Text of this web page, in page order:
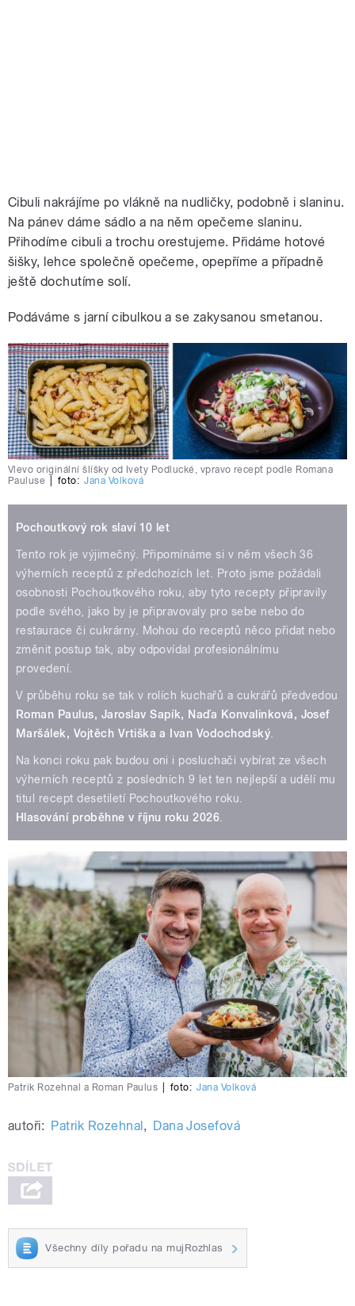
Cibuli nakrájíme po vlákně na nudličky, podobně i slaninu.
Na pánev dáme sádlo a na něm opečeme slaninu.
Přihodíme cibuli a trochu orestujeme. Přidáme hotové
šišky, lehce společně opečeme, opepříme a případně
ještě dochutíme solí.
Podáváme s jarní cibulkou a se zakysanou smetanou.
Vlevo originální šlíšky od Ivety Podlucké, vpravo recept podle Romana
Pauluse
foto: Jana Volková
Pochoutkový rok slaví 10 let
Tento rok je výjimečný. Připomínáme si v něm všech 36
výherních receptů z předchozích let. Proto jsme požádali
osobnosti Pochoutkového roku, aby tyto recepty připravily
podle svého, jako by je připravovaly pro sebe nebo do
restaurace či cukrárny. Mohou do receptů něco přidat nebo
změnit postup tak, aby odpovídal profesionálnímu
provedení.
V průběhu roku se tak v rolích kuchařů a cukrářů předvedou
Roman Paulus, Jaroslav Sapík, Naďa Konvalinková, Josef
Maršálek, Vojtěch Vrtiška a Ivan Vodochodský
Na konci roku pak budou oni i posluchači vybírat ze všech
výherních receptů z posledních 9 let ten nejlepší a udělí mu
titul recept desetiletí Pochoutkového roku.
Hlasování proběhne v říjnu roku 2026
Patrik Rozehnal a Roman Paulus foto: Jana Volková
autoři: Patrik Rozehnal, Dana Josefová
Všechny díly pořadu na mujRozhlas